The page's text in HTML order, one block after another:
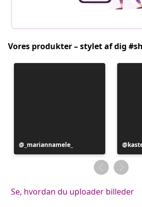
Vores produkter – stylet af dig
Opslag
offentliggjort
_mariannamele_
af
Se, hvordan du uploader billeder